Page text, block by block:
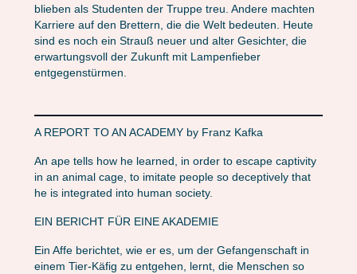
blieben als Studenten der Truppe treu. Andere machten
Karriere auf den Brettern, die die Welt bedeuten. Heute
sind es noch ein Strauß neuer und alter Gesichter, die
erwartungsvoll der Zukunft mit Lampenfieber
entgegenstürmen.
A REPORT TO AN ACADEMY by Franz Kafka
An ape tells how he learned, in order to escape captivity
in an animal cage, to imitate people so deceptively that
he is integrated into human society.
EIN BERICHT FÜR EINE AKADEMIE
Ein Affe berichtet, wie er es, um der Gefangenschaft in
einem Tier-Käfig zu entgehen, lernt, die Menschen so